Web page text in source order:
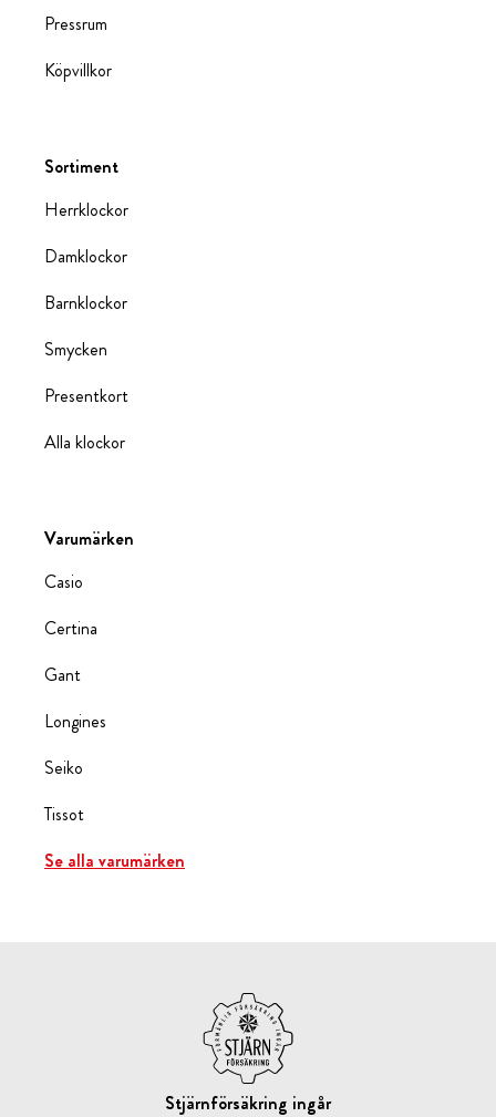
Pressrum
Köpvillkor
Sortiment
Herrklockor
Damklockor
Barnklockor
Smycken
Presentkort
Alla klockor
Varumärken
Casio
Certina
Gant
Longines
Seiko
Tissot
Se alla varumärken
Stjärnförsäkring ingår